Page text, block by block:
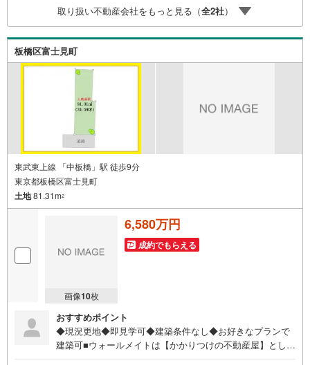
取り扱い不動産会社をもっと見る（全2社）
板橋区富士見町
東武東上線 「中板橋」駅 徒歩9分
東京都板橋区富士見町
土地81.31m2
画像10枚
6,580万円
成約でもらえる
おすすめポイント
◆現況更地◆即見学可◆建築条件なし◆お好きなプランで
建築可■ウォールメイトは【かかりつけの不動産屋】として